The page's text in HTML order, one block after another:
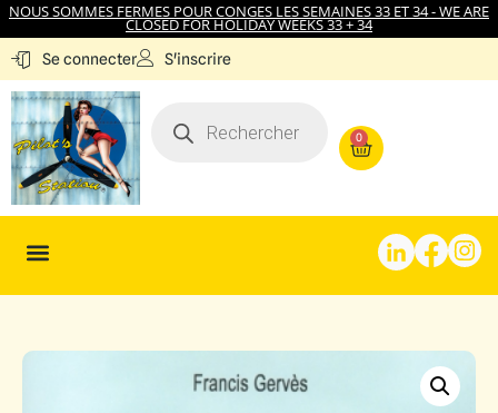
NOUS SOMMES FERMES POUR CONGES LES SEMAINES 33 ET 34 - WE ARE
CLOSED FOR HOLIDAY WEEKS 33 + 34
Se connecter S'inscrire
0